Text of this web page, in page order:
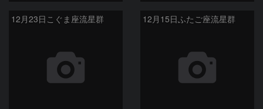
12月23日こぐま座流星群 12月15日ふたご座流星群